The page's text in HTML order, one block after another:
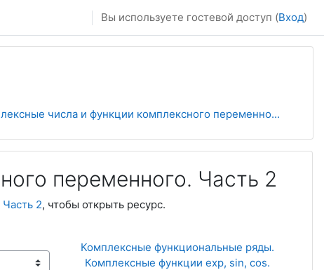
Вы используете гостевой доступ (Вход)
числа и функции комплексного переменно...
переменного. Часть 2
2, чтобы открыть ресурс.
Комплексные функциональные ряды.
Комплексные функции exp, sin, cos.